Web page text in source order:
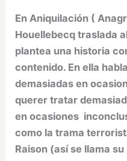
En Aniquilación (
Houellebecq traslada
plantea una historia
contenido. En ella
demasiadas en
querer tratar
en ocasiones
como la trama
Raison (así se llama